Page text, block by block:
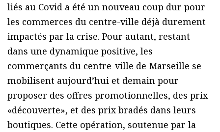
liés au Covid a été un nouveau coup dur pour
les commerces du centre-ville déjà durement
impactés par la crise. Pour autant, restant
dans une dynamique positive, les
commerçants du centre-ville de Marseille se
mobilisent aujourd’hui et demain pour
proposer des offres promotionnelles, des prix
«découverte», et des prix bradés dans leurs
boutiques. Cette opération, soutenue par la